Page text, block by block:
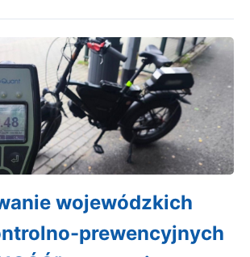
wojewódzkich
prewencyjnych